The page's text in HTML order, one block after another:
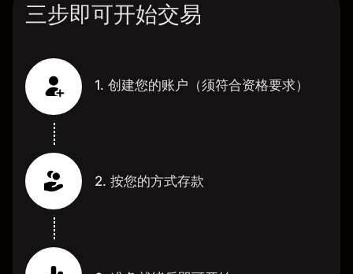
三步即可开始交易
1. 创建您的账户（须符合资格要求）
2. 按您的方式存款